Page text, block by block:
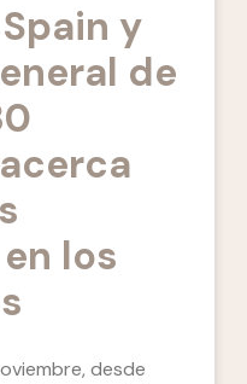
Spain y
de
los
desde